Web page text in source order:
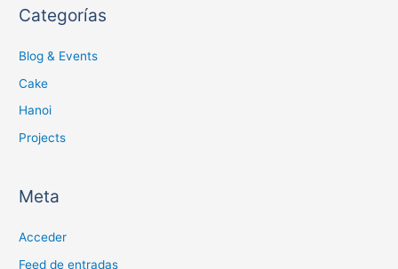
Categorías
Blog & Events
Cake
Hanoi
Projects
Meta
Acceder
Feed de entradas